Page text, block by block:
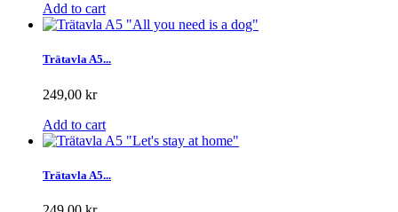
Add to cart
Trätavla A5...
249,00 kr
Add to cart
Trätavla A5...